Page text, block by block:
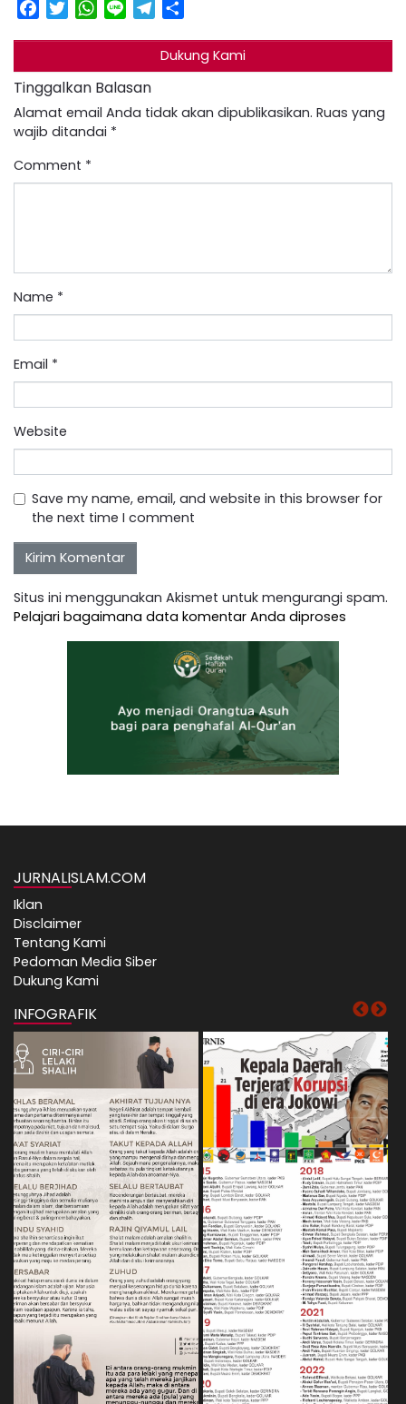
Facebook
TwitterWhatsApp
Line Telegram
Dukung Kami
Tinggalkan Balasan
Alamat email Anda tidak akan dipublikasikan. Ruas yang
wajib ditandai *
Comment *
Name *
Email *
Website
Save my name, email, and website in this browser for
the next time I comment
Situs ini menggunakan Akismet untuk mengurangi spam.
Pelajari bagaimana data komentar Anda diproses
JURNALISLAM.COM
Iklan
Disclaimer
Tentang Kami
Pedoman Media Siber
Dukung Kami
INFOGRAFIK